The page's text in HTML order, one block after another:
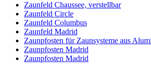
Zaunfeld Chaussee, verstellbar
Zaunfeld Circle
Zaunfeld Columbus
Zaunfeld Madrid
Zaunpfosten für Zaunsysteme aus
Zaunpfosten Madrid
Zaunpfosten Madrid